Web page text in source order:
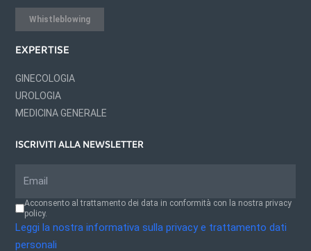
Whistleblowing
EXPERTISE
GINECOLOGIA
UROLOGIA
MEDICINA GENERALE
ISCRIVITI ALLA NEWSLETTER
Acconsento al trattamento dei data in conformità con la nostra privacy
policy.
Leggi la nostra informativa sulla privacy e trattamento dati
personali